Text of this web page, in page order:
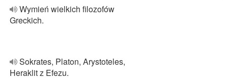
Wymień wielkich filozofów
Greckich.
Sokrates, Platon, Arystoteles,
Heraklit z Efezu.